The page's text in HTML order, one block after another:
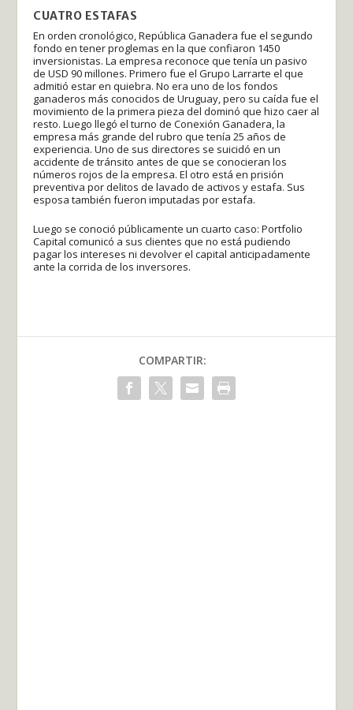
CUATRO ESTAFAS
En orden cronológico, República Ganadera fue el segundo
fondo en tener proglemas en la que confiaron 1450
inversionistas. La empresa reconoce que tenía un pasivo
de USD 90 millones. Primero fue el Grupo Larrarte el que
admitió estar en quiebra. No era uno de los fondos
ganaderos más conocidos de Uruguay, pero su caída fue el
movimiento de la primera pieza del dominó que hizo caer al
resto. Luego llegó el turno de Conexión Ganadera, la
empresa más grande del rubro que tenía 25 años de
experiencia. Uno de sus directores se suicidó en un
accidente de tránsito antes de que se conocieran los
números rojos de la empresa. El otro está en prisión
preventiva por delitos de lavado de activos y estafa. Sus
esposa también fueron imputadas por estafa.
Luego se conoció públicamente un cuarto caso: Portfolio
Capital comunicó a sus clientes que no está pudiendo
pagar los intereses ni devolver el capital anticipadamente
ante la corrida de los inversores.
COMPARTIR: